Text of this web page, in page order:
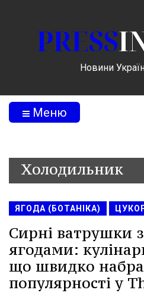
PRESS
Новини
Меню
Холодильник
ЯГОДА (БОТАНІКА)
Сирні ватрушки
ягодами:
що швидко
популярності у